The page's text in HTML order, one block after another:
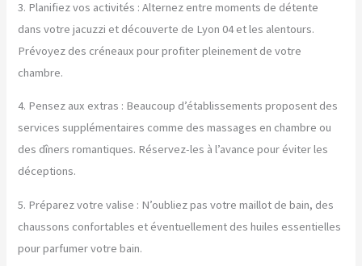
3. Planifiez vos activités : Alternez entre moments de détente
dans votre jacuzzi et découverte de Lyon 04 et les alentours.
Prévoyez des créneaux pour profiter pleinement de votre
chambre.
4. Pensez aux extras : Beaucoup d’établissements proposent des
services supplémentaires comme des massages en chambre ou
des dîners romantiques. Réservez-les à l’avance pour éviter les
déceptions.
5. Préparez votre valise : N’oubliez pas votre maillot de bain, des
chaussons confortables et éventuellement des huiles essentielles
pour parfumer votre bain.